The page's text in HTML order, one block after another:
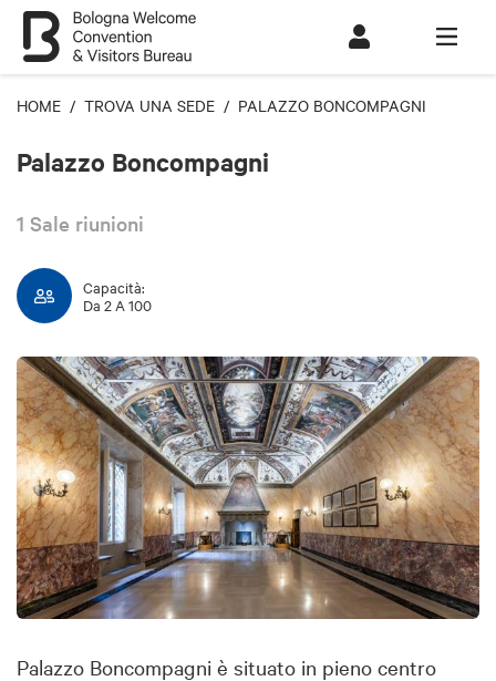
HOME / TROVA UNA SEDE / PALAZZO BONCOMPAGNI
Palazzo Boncompagni
1 Sale riunioni
Capacità:
Da 2 A 100
Palazzo Boncompagni è situato in pieno centro